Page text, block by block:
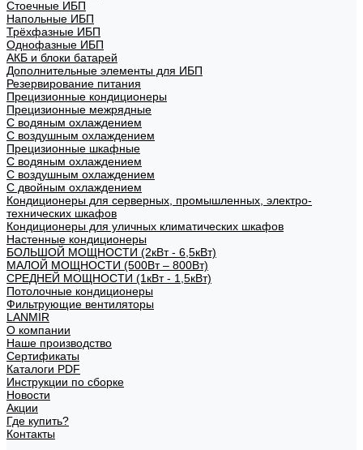
Стоечные ИБП
Напольные ИБП
Трёхфазные ИБП
Однофазные ИБП
АКБ и блоки батарей
Дополнительные элементы для ИБП
Резервирование питания
Прецизионные кондиционеры
Прецизионные межрядные
С водяным охлаждением
С воздушным охлаждением
Прецизионные шкафные
С водяным охлаждением
С воздушным охлаждением
С двойным охлаждением
Кондиционеры для серверных, промышленных, электро-
технических шкафов
Кондиционеры для уличных климатических шкафов
Настенные кондиционеры
БОЛЬШОЙ МОЩНОСТИ (2кВт - 6,5кВт)
МАЛОЙ МОЩНОСТИ (500Вт – 800Вт)
СРЕДНЕЙ МОЩНОСТИ (1кВт - 1,5кВт)
Потолочные кондиционеры
Фильтрующие вентиляторы
LANMIR
О компании
Наше производство
Сертификаты
Каталоги PDF
Инструкции по сборке
Новости
Акции
Где купить?
Контакты